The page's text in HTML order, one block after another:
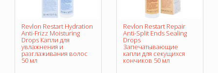
Revlon Restart Hydration
Anti-Frizz Moisturing
Drops Капли для
увлажнения и
разглаживания волос
50 мл
Revlon Restart Repair
Anti-Split Ends Sealing
Drops
Запечатывающие
капли для секущихся
кончиков 50 мл